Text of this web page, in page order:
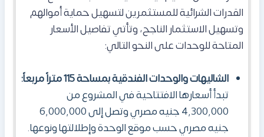
القدرات الشرائية للمستثمرين لتسهيل حماية أموالهم
وتسهيل الاستثمار الناجح، وتأتي تفاصيل الأسعار
المتاحة للوحدات على النحو التالي:
الشاليهات والوحدات الفندقية بمساحة 115 متراً مربعاً:
تبدأ أسعارها الافتتاحية في المشروع من
4,300,000 جنيه مصري وتصل إلى 6,000,000
جنيه مصري حسب موقع الوحدة وإطلالتها ونوعها.